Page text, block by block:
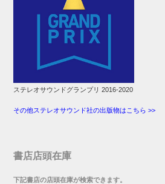
ステレオサウンドグランプリ 2016-2020
その他ステレオサウンド社の出版物はこちら >>
書店店頭在庫
下記書店の店頭在庫が検索できます。